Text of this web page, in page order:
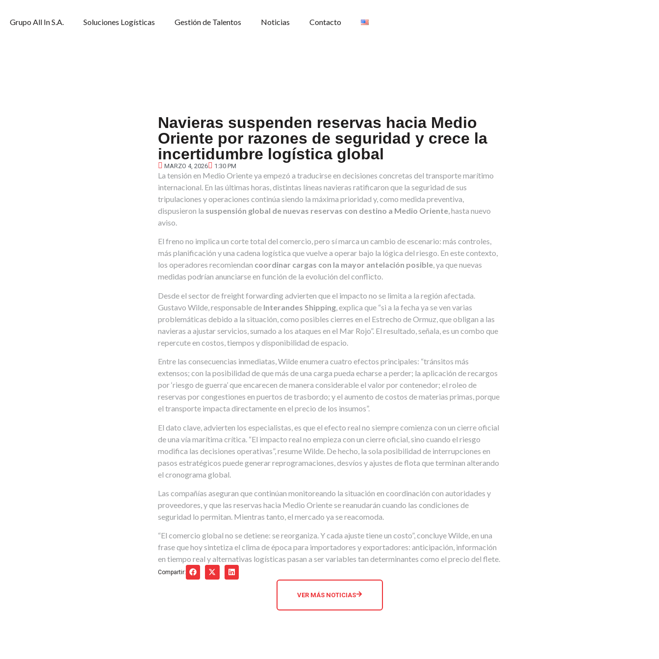
Grupo All In S.A. Soluciones Logísticas Gestión de Talentos Noticias Contacto
Navieras suspenden reservas hacia Medio
Oriente por razones de seguridad y crece la
incertidumbre logística global
MARZO 4, 2026 1:30 PM
La tensión en Medio Oriente ya empezó a traducirse en decisiones concretas del transporte marítimo
internacional. En las últimas horas, distintas líneas navieras ratificaron que la seguridad de sus
tripulaciones y operaciones continúa siendo la máxima prioridad y, como medida preventiva,
dispusieron la suspensión global de nuevas reservas con destino a Medio Oriente, hasta nuevo
aviso.
El freno no implica un corte total del comercio, pero sí marca un cambio de escenario: más controles,
más planificación y una cadena logística que vuelve a operar bajo la lógica del riesgo. En este contexto,
los operadores recomiendan coordinar cargas con la mayor antelación posible, ya que nuevas
medidas podrían anunciarse en función de la evolución del conflicto.
Desde el sector de freight forwarding advierten que el impacto no se limita a la región afectada.
Gustavo Wilde, responsable de Interandes Shipping , explica que “si a la fecha ya se ven varias
problemáticas debido a la situación, como posibles cierres en el Estrecho de Ormuz, que obligan a las
navieras a ajustar servicios, sumado a los ataques en el Mar Rojo”. El resultado, señala, es un combo que
repercute en costos, tiempos y disponibilidad de espacio.
Entre las consecuencias inmediatas, Wilde enumera cuatro efectos principales: “tránsitos más
extensos; con la posibilidad de que más de una carga pueda echarse a perder; la aplicación de recargos
por ‘riesgo de guerra’ que encarecen de manera considerable el valor por contenedor; el roleo de
reservas por congestiones en puertos de trasbordo; y el aumento de costos de materias primas, porque
el transporte impacta directamente en el precio de los insumos”.
El dato clave, advierten los especialistas, es que el efecto real no siempre comienza con un cierre oficial
de una vía marítima crítica. “El impacto real no empieza con un cierre oficial, sino cuando el riesgo
modifica las decisiones operativas”, resume Wilde. De hecho, la sola posibilidad de interrupciones en
pasos estratégicos puede generar reprogramaciones, desvíos y ajustes de flota que terminan alterando
el cronograma global.
Las compañías aseguran que continúan monitoreando la situación en coordinación con autoridades y
proveedores, y que las reservas hacia Medio Oriente se reanudarán cuando las condiciones de
seguridad lo permitan. Mientras tanto, el mercado ya se reacomoda.
“El comercio global no se detiene: se reorganiza. Y cada ajuste tiene un costo”, concluye Wilde, en una
frase que hoy sintetiza el clima de época para importadores y exportadores: anticipación, información
en tiempo real y alternativas logísticas pasan a ser variables tan determinantes como el precio del flete.
Compartir:
VER MÁS NOTICIAS